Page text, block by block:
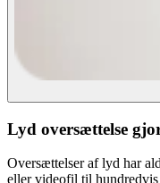
Lyd oversættelse
Oversættelser af lyd har
eller videofil til